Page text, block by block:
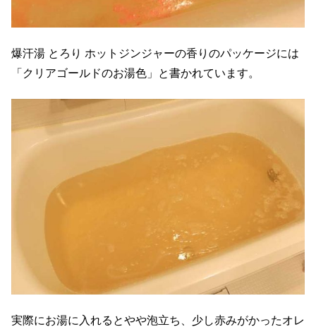
爆汗湯 とろり ホットジンジャーの香りのパッケージには
「クリアゴールドのお湯色」と書かれています。
実際にお湯に入れるとやや泡立ち、少し赤みがかったオレ